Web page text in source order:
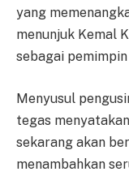
yang
menunjuk Kemal
sebagai
Menyusul
tegas
sekarang akan
menambahkan